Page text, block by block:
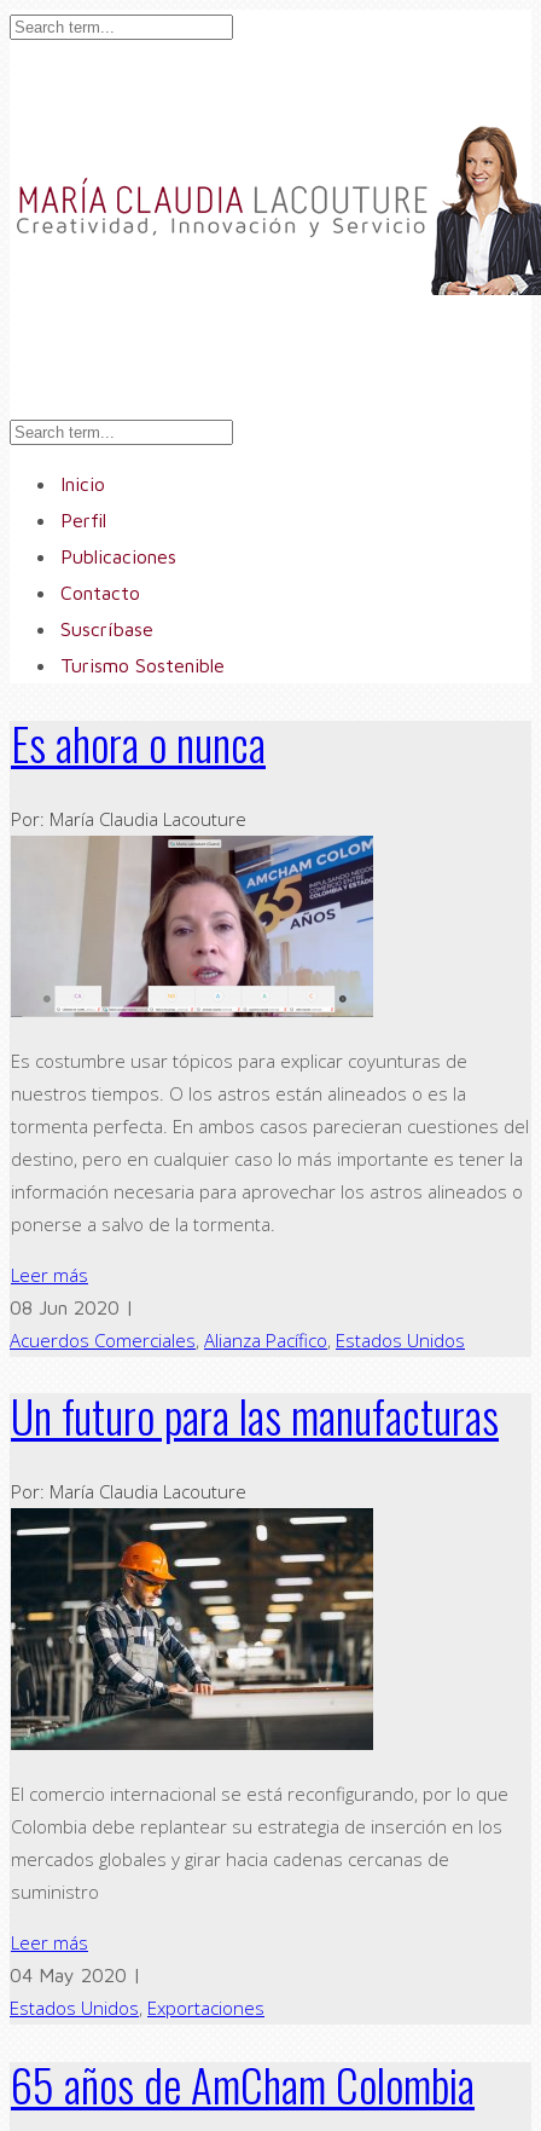
Inicio
Perfil
Publicaciones
Contacto
Suscríbase
Turismo Sostenible
Es ahora o nunca
Por: María Claudia Lacouture
Es costumbre usar tópicos para explicar coyunturas de
nuestros tiempos. O los astros están alineados o es la
tormenta perfecta. En ambos casos parecieran cuestiones del
destino, pero en cualquier caso lo más importante es tener la
información necesaria para aprovechar los astros alineados o
ponerse a salvo de la tormenta.
Leer más
08 Jun 2020 |
Acuerdos Comerciales, Alianza Pacífico, Estados Unidos
Un futuro para las manufacturas
Por: María Claudia Lacouture
El comercio internacional se está reconfigurando, por lo que
Colombia debe replantear su estrategia de inserción en los
mercados globales y girar hacia cadenas cercanas de
suministro
Leer más
04 May 2020 |
Estados Unidos, Exportaciones
65 años de AmCham Colombia